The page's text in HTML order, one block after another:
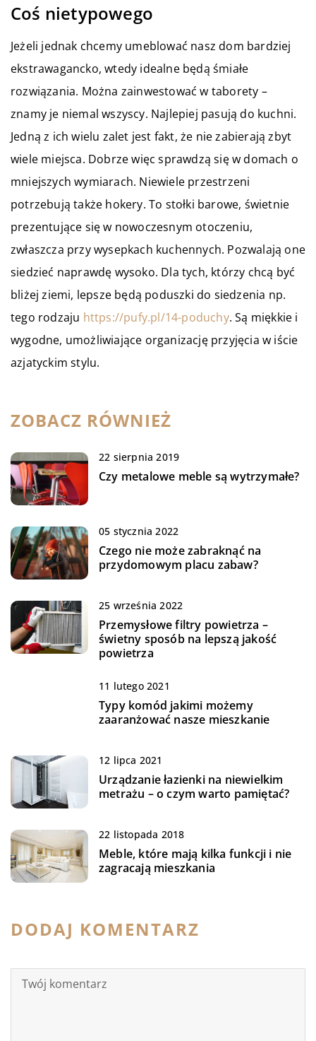
Coś nietypowego
Jeżeli jednak chcemy umeblować nasz dom bardziej
ekstrawagancko, wtedy idealne będą śmiałe
rozwiązania. Można zainwestować w taborety –
znamy je niemal wszyscy. Najlepiej pasują do kuchni.
Jedną z ich wielu zalet jest fakt, że nie zabierają zbyt
wiele miejsca. Dobrze więc sprawdzą się w domach o
mniejszych wymiarach. Niewiele przestrzeni
potrzebują także hokery. To stołki barowe, świetnie
prezentujące się w nowoczesnym otoczeniu,
zwłaszcza przy wysepkach kuchennych. Pozwalają one
siedzieć naprawdę wysoko. Dla tych, którzy chcą być
bliżej ziemi, lepsze będą poduszki do siedzenia np.
tego rodzaju https://pufy.pl/14-poduchy. Są miękkie i
wygodne, umożliwiające organizację przyjęcia w iście
azjatyckim stylu.
ZOBACZ RÓWNIEŻ
22 sierpnia 2019
Czy metalowe meble są wytrzymałe?
05 stycznia 2022
Czego nie może zabraknąć na
przydomowym placu zabaw?
25 września 2022
Przemysłowe filtry powietrza –
świetny sposób na lepszą jakość
powietrza
11 lutego 2021
Typy komód jakimi możemy
zaaranżować nasze mieszkanie
12 lipca 2021
Urządzanie łazienki na niewielkim
metrażu – o czym warto pamiętać?
22 listopada 2018
Meble, które mają kilka funkcji i nie
zagracają mieszkania
DODAJ KOMENTARZ